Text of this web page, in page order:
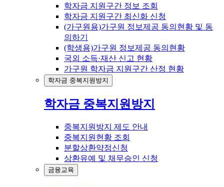
학자금 지원구간 정보 조회
학자금 지원구간 최신화 신청
(가구원용)가구원 정보제공 동의현황 및 동
의하기
(학생용)가구원 정보제공 동의현황
국외 소득·재산 신고 현황
가구원 학자금 지원구간 산정 현황
학자금 중복지원방지
학자금 중복지원방지
중복지원방지 제도 안내
중복지원현황 조회
분할상환약정신청
상환유예 및 채무승인 신청
금융교육